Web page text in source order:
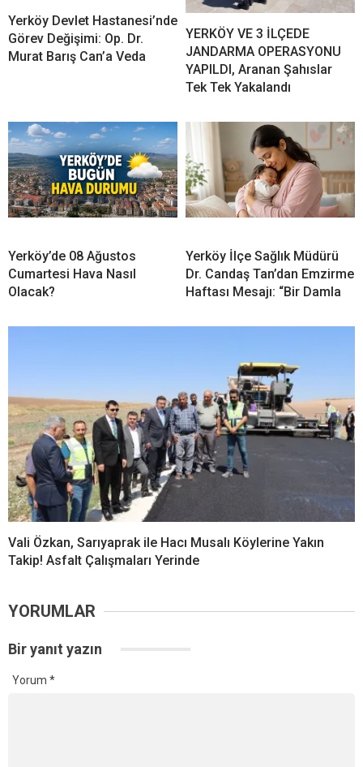
Yerköy Devlet Hastanesi’nde
Görev Değişimi: Op. Dr.
Murat Barış Can’a Veda
YERKÖY VE 3 İLÇEDE
JANDARMA OPERASYONU
YAPILDI, Aranan Şahıslar
Tek Tek Yakalandı
Yerköy’de 08 Ağustos
Cumartesi Hava Nasıl
Olacak?
Yerköy İlçe Sağlık Müdürü
Dr. Candaş Tan’dan Emzirme
Haftası Mesajı: “Bir Damla
Vali Özkan, Sarıyaprak ile Hacı Musalı Köylerine Yakın
Takip! Asfalt Çalışmaları Yerinde
YORUMLAR
Bir yanıt yazın
Yorum *